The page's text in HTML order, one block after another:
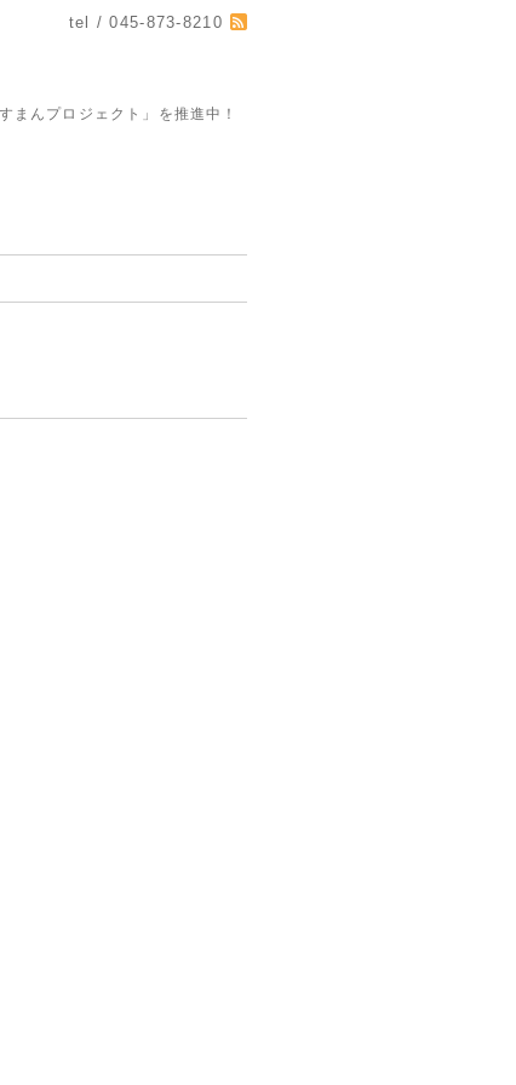
tel / 045-873-8210
んプロジェクト」を推進中！